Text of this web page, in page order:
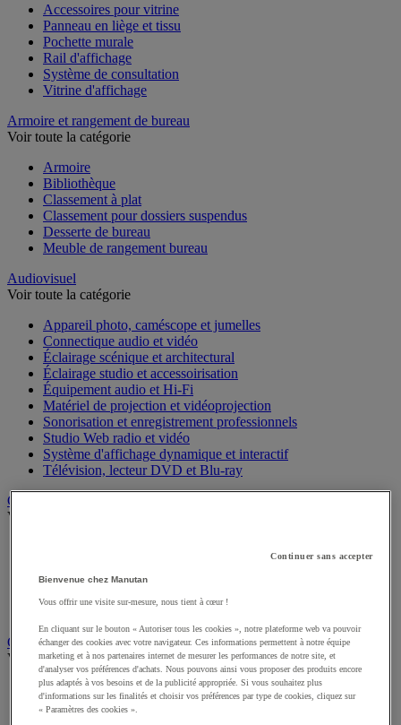
Accessoires pour vitrine
Panneau en liège et tissu
Pochette murale
Rail d'affichage
Système de consultation
Vitrine d'affichage
Armoire et rangement de bureau
Voir toute la catégorie
Armoire
Bibliothèque
Classement à plat
Classement pour dossiers suspendus
Desserte de bureau
Meuble de rangement bureau
Audiovisuel
Voir toute la catégorie
Appareil photo, caméscope et jumelles
Connectique audio et vidéo
Éclairage scénique et architectural
Éclairage studio et accessoirisation
Équipement audio et Hi-Fi
Matériel de projection et vidéoprojection
Sonorisation et enregistrement professionnels
Studio Web radio et vidéo
Système d'affichage dynamique et interactif
Télévision, lecteur DVD et Blu-ray
Chauffage, climatisation et traitement de l'air
Voir toute la catégorie
Rafraîchisseur d'air
Traitement de l'air
Classement et archivage
Voir toute la catégorie
Accessoires de classement pour le bureau
Boîte et caisse d'archives
Continuer sans accepter
Bienvenue chez Manutan
Vous offrir une visite sur-mesure, nous tient à cœur !
En cliquant sur le bouton « Autoriser tous les cookies », notre plateforme web va pouvoir
échanger des cookies avec votre navigateur. Ces informations permettent à notre équipe
marketing et à nos partenaires internet de mesurer les performances de notre site, et
d'analyser vos préférences d'achats. Nous pouvons ainsi vous proposer des produits encore
plus adaptés à vos besoins et de la publicité appropriée. Si vous souhaitez plus
d'informations sur les finalités et choisir vos préférences par type de cookies, cliquez sur
« Paramètres des cookies ».